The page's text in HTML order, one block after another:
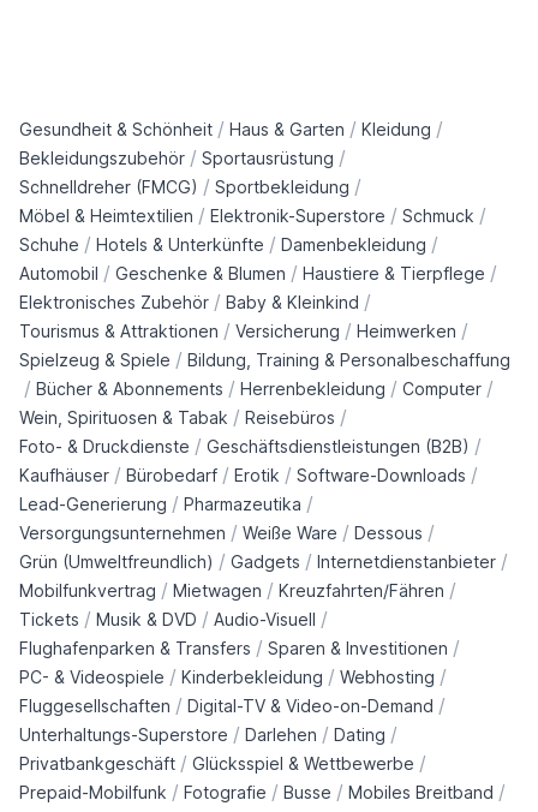
Gesundheit & Schönheit / Haus & Garten / Kleidung /
Bekleidungszubehör / Sportausrüstung /
Schnelldreher (FMCG) / Sportbekleidung /
Möbel & Heimtextilien / Elektronik-Superstore / Schmuck /
Schuhe / Hotels & Unterkünfte / Damenbekleidung /
Automobil / Geschenke & Blumen / Haustiere & Tierpflege /
Elektronisches Zubehör / Baby & Kleinkind /
Tourismus & Attraktionen / Versicherung / Heimwerken /
Spielzeug & Spiele / Bildung, Training & Personalbeschaffung
/ Bücher & Abonnements / Herrenbekleidung / Computer /
Wein, Spirituosen & Tabak / Reisebüros /
Foto- & Druckdienste / Geschäftsdienstleistungen (B2B) /
Kaufhäuser / Bürobedarf / Erotik / Software-Downloads /
Lead-Generierung / Pharmazeutika /
Versorgungsunternehmen / Weiße Ware / Dessous /
Grün (Umweltfreundlich) / Gadgets / Internetdienstanbieter /
Mobilfunkvertrag / Mietwagen / Kreuzfahrten/Fähren /
Tickets / Musik & DVD / Audio-Visuell /
Flughafenparken & Transfers / Sparen & Investitionen /
PC- & Videospiele / Kinderbekleidung / Webhosting /
Fluggesellschaften / Digital-TV & Video-on-Demand /
Unterhaltungs-Superstore / Darlehen / Dating /
Privatbankgeschäft / Glücksspiel & Wettbewerbe /
Prepaid-Mobilfunk / Fotografie / Busse / Mobiles Breitband /